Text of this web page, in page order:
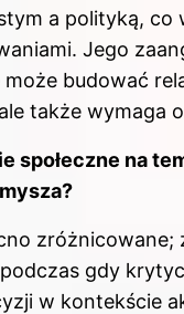
a polityką, co
Jego
budować
także wymaga
społeczne na
zróżnicowane;
gdy
w kontekście